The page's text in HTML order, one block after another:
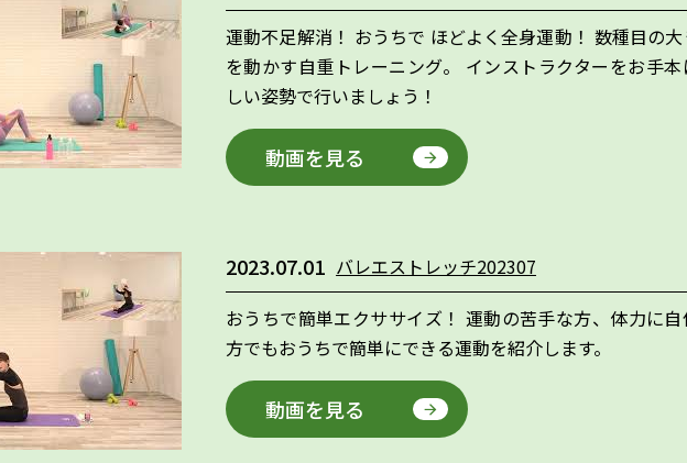
運動不足解消！ おうちで ほどよく全身運動！ 数種目の
を動かす自重トレーニング。 インストラクターをお手
しい姿勢で行いましょう！
動画を見る
2023.07.01 バレエストレッチ202307
おうちで簡単エクササイズ！ 運動の苦手な方、体力に
方でもおうちで簡単にできる運動を紹介します。
動画を見る